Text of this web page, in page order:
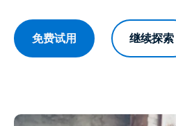
免费试用 继续探索